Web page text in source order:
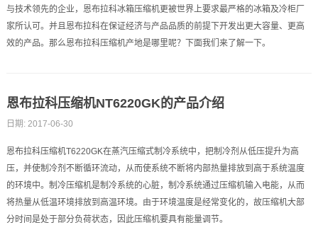
与技术领先的企业，恩布拉科冰箱压缩机更被世界上要求最严格的冰箱及冷柜厂
家所认可。并且恩布拉科在保证经济与产品品质的前提下开发出更大容量、更高
效的产品。那么恩布拉科压缩机产地是哪里呢？下面我们来了解一下。
恩布拉科压缩机NT6220GK的产品介绍
日期: 2017-06-30
恩布拉科压缩机T6220GK在蒸汽压缩式制冷系统中，把制冷剂从低压提升为高
压，并使制冷剂不断循环流动，从而使系统不断将内部热量排放到高于系统温度
的环境中。制冷压缩机是制冷系统的心脏，制冷系统通过压缩机输入电能，从而
将热量从低温环境排放到高温环境。由于环境温度是经常变化的，故压缩机大部
分时间是处于部分负荷状态，因此压缩机要具有能量调节。